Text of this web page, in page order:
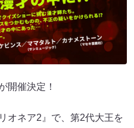
開催決定！
オネア2』で、第2代大王を